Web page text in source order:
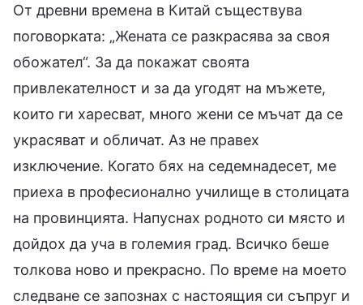
От древни времена в Китай съществува
поговорката: „Жената се разкрасява за своя
обожател“. За да покажат своята
привлекателност и за да угодят на мъжете,
които ги харесват, много жени се мъчат да се
украсяват и обличат. Аз не правех
изключение. Когато бях на седемнадесет, ме
приеха в професионално училище в столицата
на провинцията. Напуснах родното си място и
дойдох да уча в големия град. Всичко беше
толкова ново и прекрасно. По време на моето
следване се запознах с настоящия си съпруг и